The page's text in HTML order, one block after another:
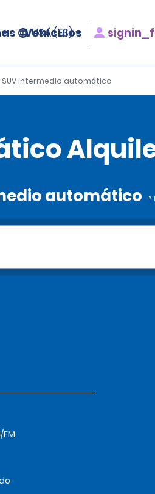
Vehículos
USA (ES)
SUV intermedio automático
automático *